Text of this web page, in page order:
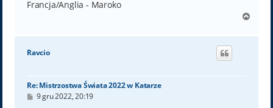
Francja/Anglia - Maroko
g
Ravcio
Re: Mistrzostwa Świata 2022 w Katarze
P9 gru 2022, 20:19